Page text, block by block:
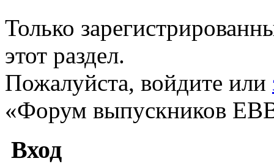
Только
этот раздел.
Пожалуйста, войдите или
«Форум выпускников
Вход